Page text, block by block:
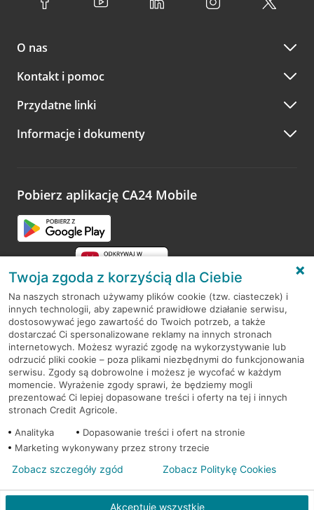
O nas
Kontakt i pomoc
Przydatne linki
Informacje i dokumenty
Pobierz aplikację CA24 Mobile
RODO
Regulamin serwisu
Mapa serwisu
PolitykaCookies
© 2026 Credit Agricole Bank Polska S.A. Wszelkie prawa zastrzeżone
Twoja zgoda z korzyścią dla Ciebie
Na naszych stronach używamy plików cookie (tzw. ciasteczek) i
innych technologii, aby zapewnić prawidłowe działanie serwisu,
dostosowywać jego zawartość do Twoich potrzeb, a także
dostarczać Ci spersonalizowane reklamy na innych stronach
internetowych. Możesz wyrazić zgodę na wykorzystywanie lub
odrzucić pliki cookie – poza plikami niezbędnymi do funkcjonowania
serwisu. Zgody są dobrowolne i możesz je wycofać w każdym
momencie. Wyrażenie zgody sprawi, że będziemy mogli
prezentować Ci lepiej dopasowane treści i oferty na tej i innych
stronach Credit Agricole.
Analityka
Dopasowanie treści i ofert na stronie
Marketing wykonywany przez strony trzecie
Akceptuję wszystkie
Zobacz szczegóły zgód Zobacz Politykę Cookies